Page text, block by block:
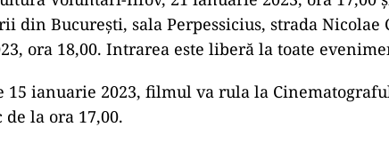
din București, sala Perpessicius, strada Nicolae
ora 18,00. Intrarea este liberă la toate
15 ianuarie 2023, filmul va rula la
la ora 17,00.